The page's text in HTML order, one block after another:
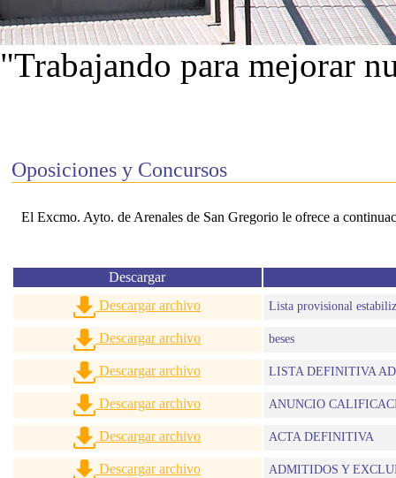
"Trabajando para mejorar
Oposiciones y Concursos
El Excmo. Ayto. de Arenales de San Gregorio le ofrece a
Descargar
Descargar archivo
Lista provisional
Descargar archivo beses
Descargar archivo LISTA DEFINITIVA
Descargar archivo ANUNCIO
Descargar archivo ACTA DEFINITIVA
Descargar archivo ADMITIDOS Y